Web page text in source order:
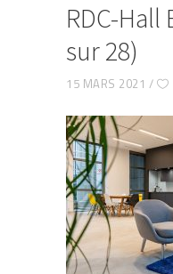
RDC-Hall
sur 28)
15 MARS 2021